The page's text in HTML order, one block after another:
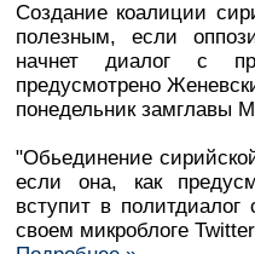
Создание коалиции
полезным, если
начнет диалог с
предусмотрено
понедельник замглавы
"Обьединение
если она, как
вступит в
своем микроблоге